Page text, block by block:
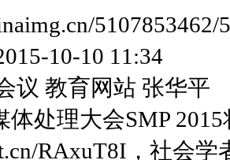
10-10 11:34
议 教育网站 张华平
体处理大会SMP
RAxuT8I，社会